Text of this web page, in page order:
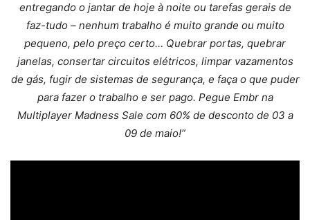
entregando o jantar de hoje à noite ou tarefas gerais de
faz-tudo – nenhum trabalho é muito grande ou muito
pequeno, pelo preço certo… Quebrar portas, quebrar
janelas, consertar circuitos elétricos, limpar vazamentos
de gás, fugir de sistemas de segurança, e faça o que puder
para fazer o trabalho e ser pago. Pegue Embr na
Multiplayer Madness Sale com 60% de desconto de 03 a
09 de maio!”